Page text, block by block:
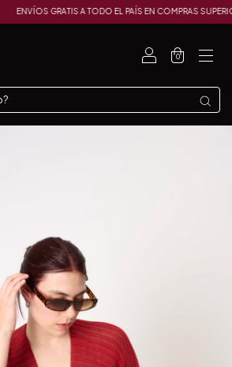
ENVÍOS GRATIS A TODO EL PAÍS EN COMPRAS
0